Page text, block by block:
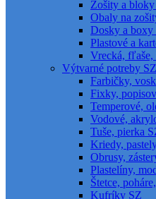
Zošity a
Obaly na
Dosky a boxy
Plastové a
Vrecká, fľaše,
Výtvarné potreby SZ
Farbičky,
Fixky,
Temperové,
Vodové,
Tuše, pierka
Kriedy,
Obrusy,
Plastelíny,
Štetce,
Kufríky SZ